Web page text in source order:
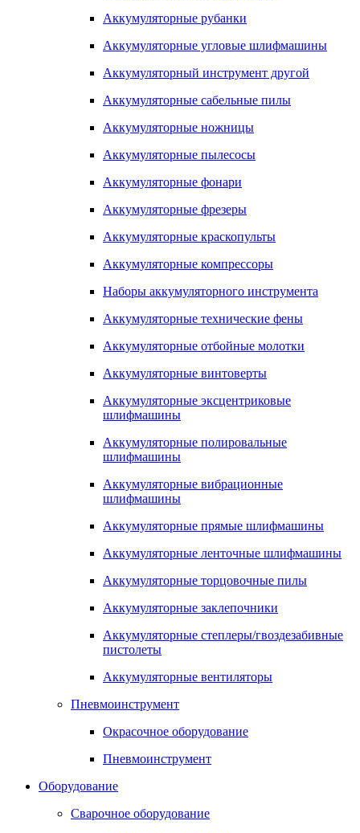
Аккумуляторные рубанки
Аккумуляторные угловые шлифмашины
Аккумуляторный инструмент другой
Аккумуляторные сабельные пилы
Аккумуляторные ножницы
Аккумуляторные пылесосы
Аккумуляторные фонари
Аккумуляторные фрезеры
Аккумуляторные краскопульты
Аккумуляторные компрессоры
Наборы аккумуляторного инструмента
Аккумуляторные технические фены
Аккумуляторные отбойные молотки
Аккумуляторные винтоверты
Аккумуляторные эксцентриковые
шлифмашины
Аккумуляторные полировальные
шлифмашины
Аккумуляторные вибрационные
шлифмашины
Аккумуляторные прямые шлифмашины
Аккумуляторные ленточные шлифмашины
Аккумуляторные торцовочные пилы
Аккумуляторные заклепочники
Аккумуляторные степлеры/гвоздезабивные
пистолеты
Аккумуляторные вентиляторы
Пневмоинструмент
Окрасочное оборудование
Пневмоинструмент
Оборудование
Сварочное оборудование